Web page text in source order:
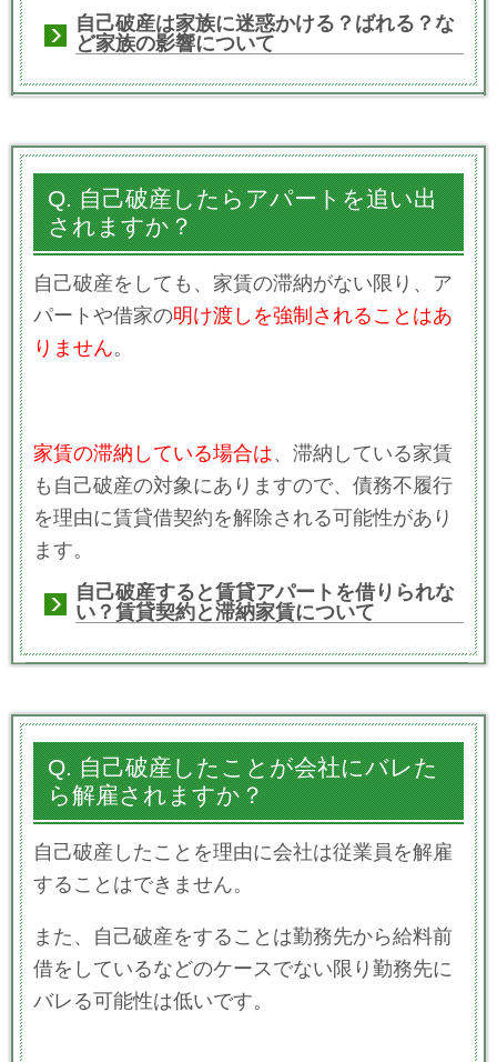
自己破産は家族に迷惑かける？ばれる？な
ど家族の影響について
Q. 自己破産したらアパートを追い出
されますか？
自己破産をしても、家賃の滞納がない限り、 ア
パートや借家の明け渡しを強制されることはあ
りません。
家賃の滞納している場合は、滞納している家賃
も自己破産の対象にありますので、債務不履行
を理由に賃貸借契約を解除される可能性があり
ます。
自己破産すると賃貸アパートを借りられな
い？賃貸契約と滞納家賃について
Q. 自己破産したことが会社にバレた
ら解雇されますか？
自己破産したことを理由に会社は従業員を解雇
することはできません。
また、自己破産をすることは勤務先から給料前
借をしているなどのケースでない限り勤務先に
バレる可能性は低いです。